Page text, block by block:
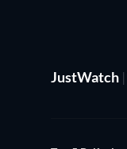
JustWatch |